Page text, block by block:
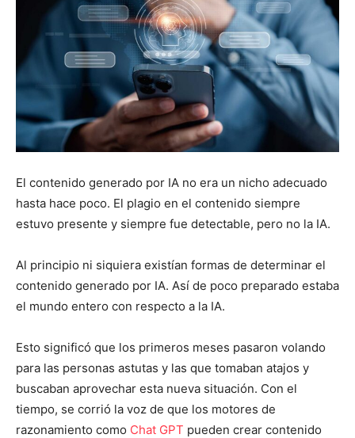
El contenido generado por IA no era un nicho adecuado
hasta hace poco. El plagio en el contenido siempre
estuvo presente y siempre fue detectable, pero no la IA.
Al principio ni siquiera existían formas de determinar el
contenido generado por IA. Así de poco preparado estaba
el mundo entero con respecto a la IA.
Esto significó que los primeros meses pasaron volando
para las personas astutas y las que tomaban atajos y
buscaban aprovechar esta nueva situación. Con el
tiempo, se corrió la voz de que los motores de
razonamiento como Chat GPT pueden crear contenido